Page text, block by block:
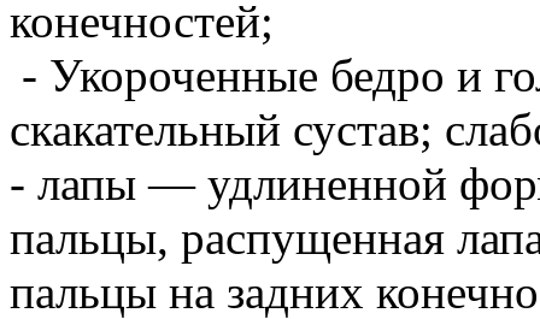
конечностей;
- Укороченные бедро и
скакательный сустав;
- лапы — удлиненной
пальцы, распущенная
пальцы на задних